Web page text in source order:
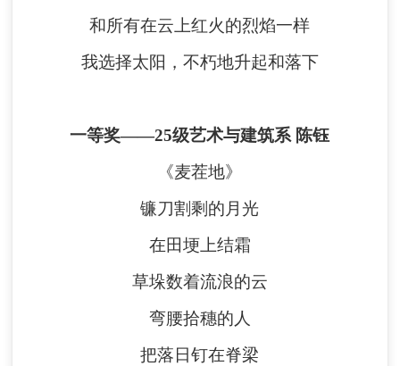
和所有在云上红火的烈焰一样
我选择太阳，不朽地升起和落下
一等奖——25级艺术与建筑系 陈钰
《麦茬地》
镰刀割剩的月光
在田埂上结霜
草垛数着流浪的云
弯腰拾穗的人
把落日钉在脊梁